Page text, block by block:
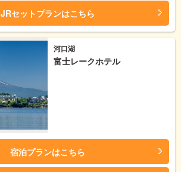
JRセットプランはこちら
河口湖
富士レークホテル
宿泊プランはこちら